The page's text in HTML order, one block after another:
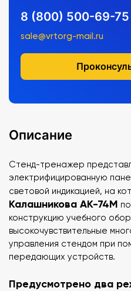
8 (800) 500-69-75
sale@vrtorg-mail.ru
Описание
Стенд-тренажер
электрифицированную
световой индикацией, на
Калашникова АК-74М
конструкцию учебного
высокочувствительные
управления стендом при
передающих устройств.
Предусмотрено два